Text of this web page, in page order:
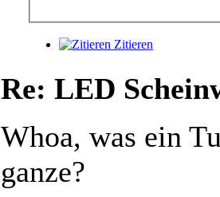
Zitieren
Re: LED
Whoa, was ein
ganze?